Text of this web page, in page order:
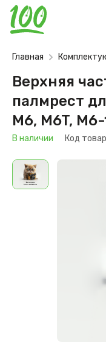
Главная
Верхняя
палмрест
M6, M6T,
В наличии Код